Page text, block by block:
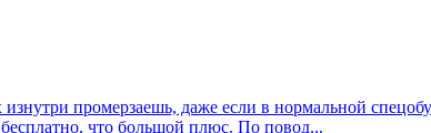
изнутри промерзаешь, даже если в нормальной
что большой плюс. По повод...